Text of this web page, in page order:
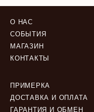
О НАС
СОБЫТИЯ
МАГАЗИН
КОНТАКТЫ
ПРИМЕРКА
ДОСТАВКА И ОПЛАТА
ГАРАНТИЯ И ОБМЕН